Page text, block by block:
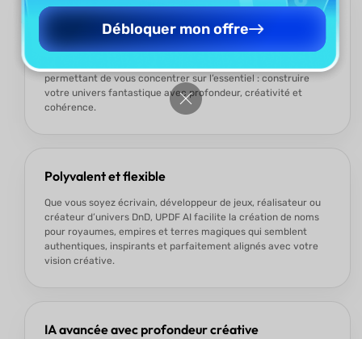
Rapide et sans effort
Tapez simplement une invite et recevez en quelques
secondes une large gamme de noms de royaumes originaux.
permettant de vous concentrer sur l’essentiel : construire
votre univers fantastique avec profondeur, créativité et
cohérence.
Polyvalent et flexible
Que vous soyez écrivain, développeur de jeux, réalisateur ou
créateur d’univers DnD, UPDF AI facilite la création de noms
pour royaumes, empires et terres magiques qui semblent
authentiques, inspirants et parfaitement alignés avec votre
vision créative.
IA avancée avec profondeur créative
Débloquer mon offre